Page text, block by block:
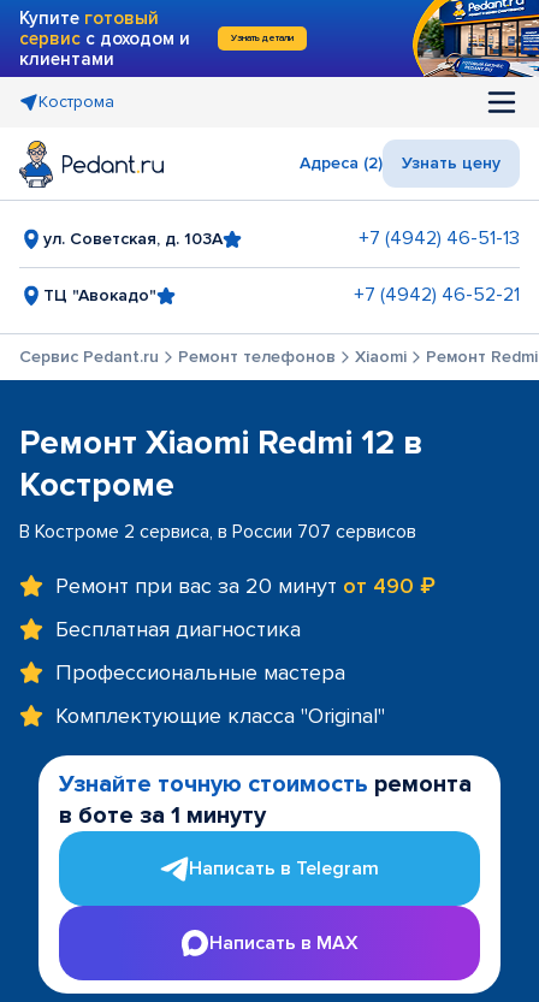
Купите готовый
сервис с доходом и
клиентами
Узнать детали
Кострома
Адреса (2) Узнать цену
ул. Советская, д. 103А +7 (4942) 46-51-13
ТЦ "Авокадо" +7 (4942) 46-52-21
Сервис Pedant.ru Ремонт телефонов Xiaomi Ремонт
Ремонт Xiaomi Redmi 12 в
Костроме
В Костроме 2 сервиса, в России 707 сервисов
Ремонт при вас за 20 минут от 490 ₽
Бесплатная диагностика
Профессиональные мастера
Комплектующие класса "Original"
Узнайте точную стоимость ремонта
в боте за 1 минуту
Написать в Telegram
Написать в MAX